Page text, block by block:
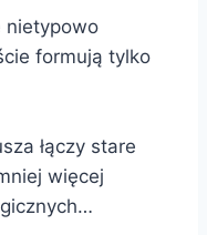
nietypowo
formują tylko
łączy stare
więcej